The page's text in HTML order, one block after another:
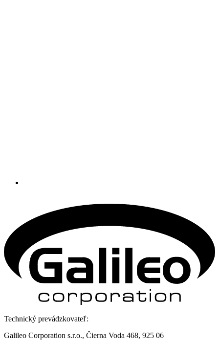
Technický prevádzkovateľ:
Galileo Corporation s.r.o., Čierna Voda 468, 925 06